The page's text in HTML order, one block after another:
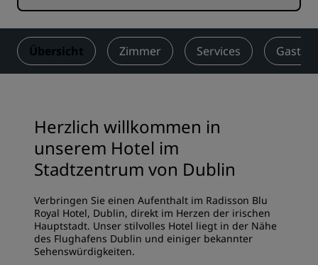
Übersicht Zimmer Services
Herzlich willkommen in
unserem Hotel im
Stadtzentrum von Dublin
Verbringen Sie einen Aufenthalt im Radisson Blu
Royal Hotel, Dublin, direkt im Herzen der irischen
Hauptstadt. Unser stilvolles Hotel liegt in der Nähe
des Flughafens Dublin und einiger bekannter
Sehenswürdigkeiten.